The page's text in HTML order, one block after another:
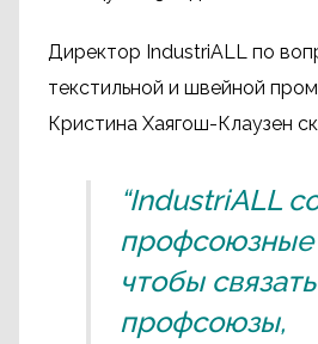
Директор IndustriALL по
текстильной и швейной
Кристина Хаягош-Клаузен
“IndustriALL
профсоюзные
чтобы
профсоюзы,